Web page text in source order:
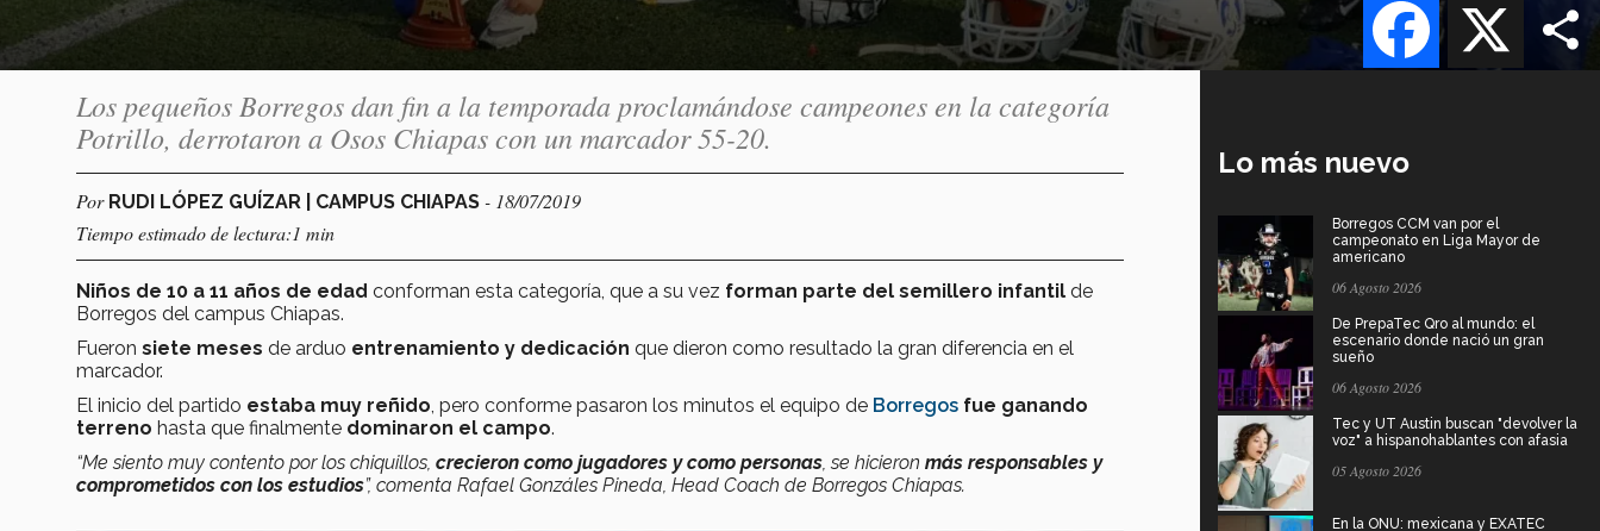
Los pequeños Borregos dan fin a la temporada proclamándose campeones en la categoría
Potrillo, derrotaron a Osos Chiapas con un marcador 55-20.
Por RUDI LÓPEZ GUÍZAR | CAMPUS CHIAPAS - 18/07/2019
Tiempo estimado de lectura:1 min
Niños de 10 a 11 años de edad conforman esta categoría, que a su vez forman parte del semillero infantil de
Borregos del campus Chiapas.
Fueron siete meses de arduo entrenamiento y dedicación que dieron como resultado la gran diferencia en el
marcador.
El inicio del partido estaba muy reñido , pero conforme pasaron los minutos el equipo de Borregos fue ganando
terreno hasta que finalmente dominaron el campo.
“Me siento muy contento por los chiquillos, crecieron como jugadores y como personas , se hicieron más responsables y
comprometidos con los estudios”, comenta Rafael Gonzáles Pineda, Head Coach de Borregos Chiapas.
Lo más nuevo
Borregos CCM van por el
campeonato en Liga Mayor de
americano
06 Agosto 2026
De PrepaTec Qro al mundo: el
escenario donde nació un gran
sueño
06 Agosto 2026
Tec y UT Austin buscan "devolver la
voz" a hispanohablantes con afasia
05 Agosto 2026
En la ONU: mexicana y EXATEC